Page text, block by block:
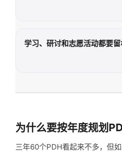
学习、研讨和志愿活动都要留
为什么要按年度规划
三年60个PDH看起来不多，但